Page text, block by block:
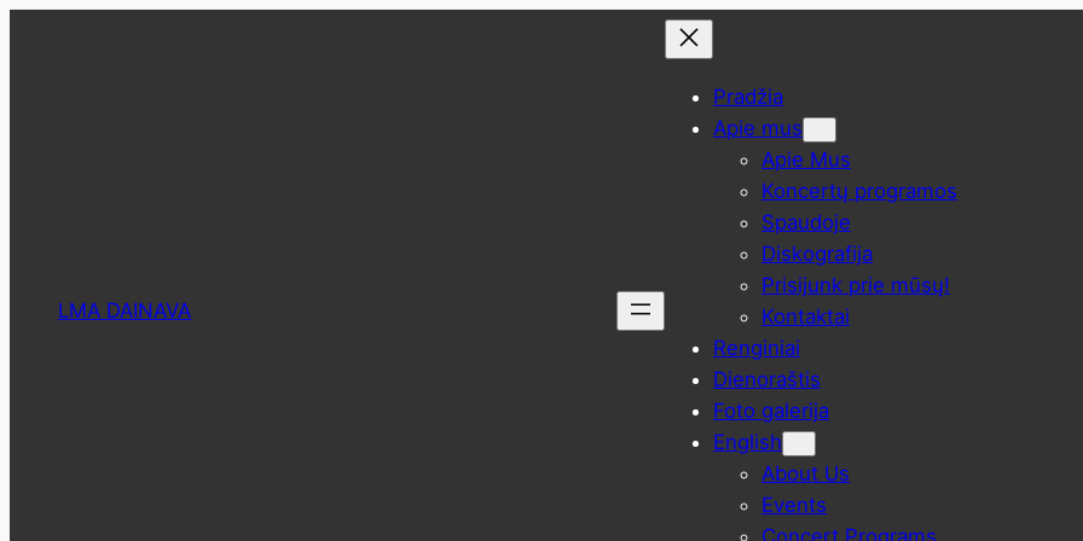
LMA DAINAVA
Pradžia
Apie mus
Apie Mus
Koncertų programos
Spaudoje
Diskografija
Prisijunk prie mūsų!
Kontaktai
Renginiai
Dienoraštis
Foto galerija
English
About Us
Events
Concert Programs